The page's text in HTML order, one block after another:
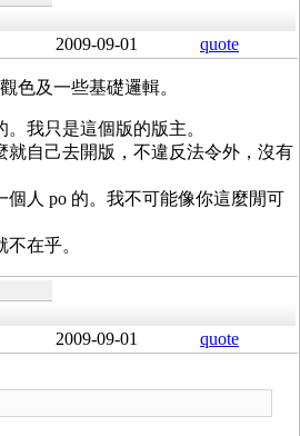
2009-09-01 quote
色及一些基礎邏輯。
我只是這個版的版主。
就自己去開版，不違反法令外，沒有
個人 po 的。我不可能像你這麼閒可
在乎。
2009-09-01 quote